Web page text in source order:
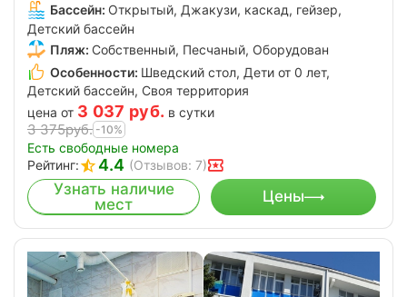
Бассейн: Открытый, Джакузи, каскад, гейзер,
Детский бассейн
Пляж: Собственный, Песчаный, Оборудован
Особенности: Шведский стол, Дети от 0 лет,
Детский бассейн, Своя территория
цена от 3 037 руб. в сутки
3 375руб. -10%
Есть свободные номера
Рейтинг:
4.4 (Отзывов: 7)
Узнать наличие
мест
Цены